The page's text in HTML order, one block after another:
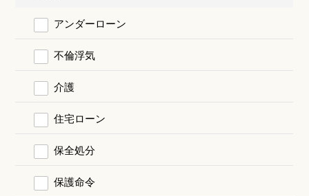
アンダーローン
不倫浮気
介護
住宅ローン
保全処分
保護命令